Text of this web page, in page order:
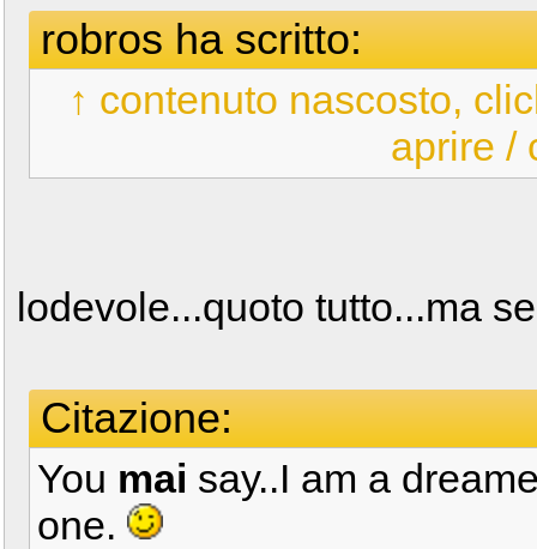
robros ha scritto:
↑ contenuto nascosto,
aprire /
lodevole...quoto tutto...ma
Citazione:
You mai say..I am a
one.